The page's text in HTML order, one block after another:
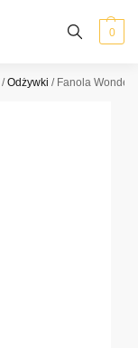
0
/Odżywki / Fanola Wonder